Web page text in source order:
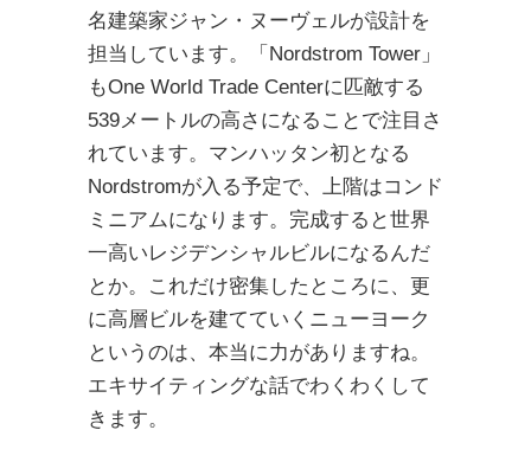
名建築家ジャン・ヌーヴェルが設計を
担当しています。「Nordstrom Tower」
もOne World Trade Centerに匹敵する
539メートルの高さになることで注目さ
れています。マンハッタン初となる
Nordstromが入る予定で、上階はコンド
ミニアムになります。完成すると世界
一高いレジデンシャルビルになるんだ
とか。これだけ密集したところに、更
に高層ビルを建てていくニューヨーク
というのは、本当に力がありますね。
エキサイティングな話でわくわくして
きます。